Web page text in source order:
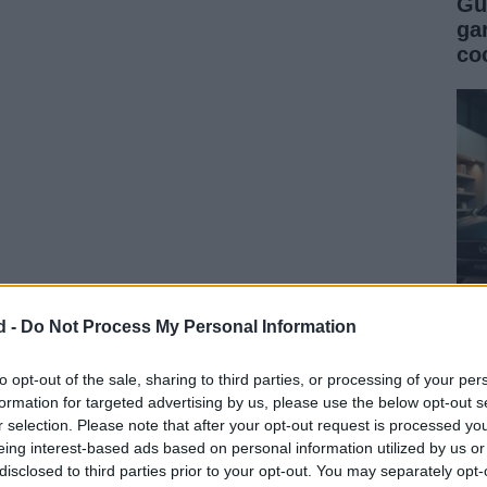
- Do Not Process My Personal Information
opt-out of the sale, sharing to third parties, or processing of your
for targeted advertising by us, please use the below opt-out
selection. Please note that after your opt-out request is processed
interest-based ads based on personal information utilized by us
to third parties prior to your opt-out. You may separately
que su predecesor es ya un mito clásico de la
en
primicia
en Alemania con el DS3, es un
que cuenta con una gama de motores HDi que
Frankfurt 2009 : fotos del CitröenRevolteConcept y
tanto de un coche urbano de lujo, glamuroso, audaz
serie con un sistema de propulsión híbrido y